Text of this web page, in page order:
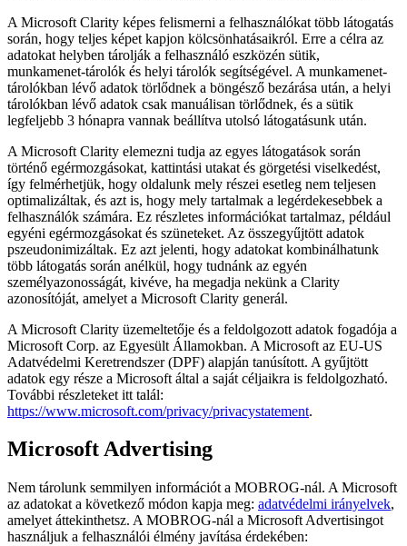
A Microsoft Clarity képes felismerni a felhasználókat több látogatás
során, hogy teljes képet kapjon kölcsönhatásaikról. Erre a célra az
adatokat helyben tárolják a felhasználó eszközén sütik,
munkamenet-tárolók és helyi tárolók segítségével. A munkamenet-
tárolókban lévő adatok törlődnek a böngésző bezárása után, a helyi
tárolókban lévő adatok csak manuálisan törlődnek, és a sütik
legfeljebb 3 hónapra vannak beállítva utolsó látogatásunk után.
A Microsoft Clarity elemezni tudja az egyes látogatások során
történő egérmozgásokat, kattintási utakat és görgetési viselkedést,
így felmérhetjük, hogy oldalunk mely részei esetleg nem teljesen
optimalizáltak, és azt is, hogy mely tartalmak a legérdekesebbek a
felhasználók számára. Ez részletes információkat tartalmaz, például
egyéni egérmozgásokat és szüneteket. Az összegyűjtött adatok
pszeudonimizáltak. Ez azt jelenti, hogy adatokat kombinálhatunk
több látogatás során anélkül, hogy tudnánk az egyén
személyazonosságát, kivéve, ha megadja nekünk a Clarity
azonosítóját, amelyet a Microsoft Clarity generál.
A Microsoft Clarity üzemeltetője és a feldolgozott adatok fogadója a
Microsoft Corp. az Egyesült Államokban. A Microsoft az EU-US
Adatvédelmi Keretrendszer (DPF) alapján tanúsított. A gyűjtött
adatok egy része a Microsoft által a saját céljaikra is feldolgozható.
További részleteket itt talál:
https://www.microsoft.com/privacy/privacystatement.
Microsoft Advertising
Nem tárolunk semmilyen információt a MOBROG-nál. A Microsoft
az adatokat a következő módon kapja meg: adatvédelmi irányelvek,
amelyet áttekinthetsz. A MOBROG-nál a Microsoft Advertisingot
használjuk a felhasználói élmény javítása érdekében: